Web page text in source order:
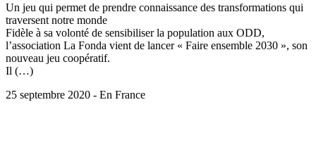
Un jeu qui permet de prendre connaissance des transformations qui
traversent notre monde
Fidèle à sa volonté de sensibiliser la population aux ODD,
l’association La Fonda vient de lancer « Faire ensemble 2030 », son
nouveau jeu coopératif.
Il (…)
25 septembre 2020 - En France